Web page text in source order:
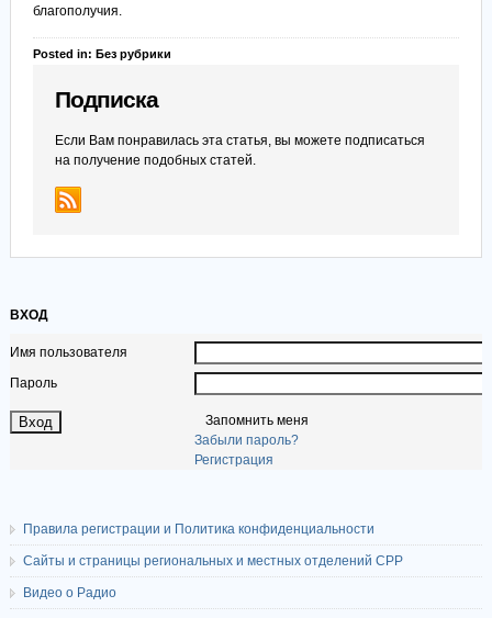
благополучия.
Posted in: Без рубрики
Подписка
Если Вам понравилась эта статья, вы можете подписаться
на получение подобных статей.
ВХОД
Имя пользователя
Пароль
Запомнить меня
Забыли пароль?
Регистрация
Правила регистрации и Политика конфиденциальности
Сайты и страницы региональных и местных отделений СРР
Видео о Радио